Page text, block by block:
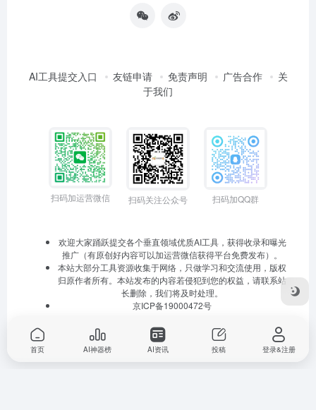
AI工具提交入口 友链申请 免责声明 广告合作
关
于我们
扫码加运营微信 扫码关注公众号 扫码加QQ群
欢迎大家踊跃提交各个垂直领域优质AI工具，获得收录和曝光
推广（有原创好内容可以加运营微信获得平台免费发布）。
本站大部分工具资源收集于网络，只做学习和交流使用，版权
归原作者所有。本站发布的内容若侵犯到您的权益，请联系站
长删除，我们将及时处理。
京ICP备19000472号
首页 AI神器榜 AI资讯 投稿 登录&注册